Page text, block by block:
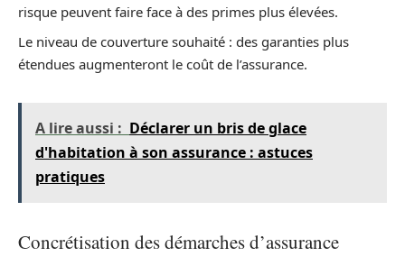
risque peuvent faire face à des primes plus élevées.
Le niveau de couverture souhaité : des garanties plus
étendues augmenteront le coût de l’assurance.
A lire aussi : Déclarer un bris de glace
d'habitation à son assurance : astuces
pratiques
Concrétisation des démarches d’assurance